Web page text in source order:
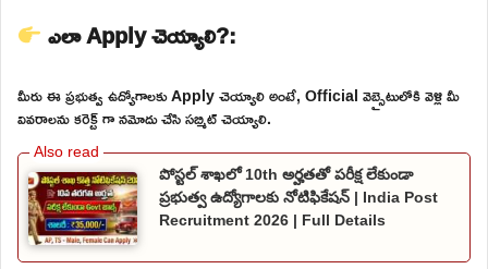
ఎలా Apply చెయ్యాలి?:
మీరు ఈ ప్రభుత్వ ఉద్యోగాలకు Apply చెయ్యాలి అంటే, Official వెబ్సైటులోకి వెళ్లి మీ
వివరాలను కరెక్ట్ గా నమోదు చేసి సబ్మిట్ చెయ్యాలి.
పోస్టల్ శాఖలో 10th అర్హతతో పరీక్ష లేకుండా
ప్రభుత్వ ఉద్యోగాలకు నోటిఫికేషన్ | India Post
Recruitment 2026 | Full Details